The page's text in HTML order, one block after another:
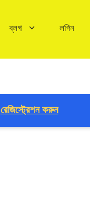
ব্লগ লগিন
রেজিস্ট্রেশন করুন